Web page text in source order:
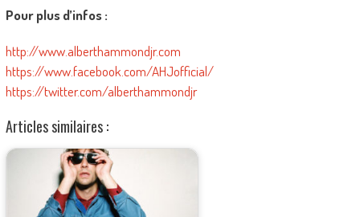
Pour plus d’infos :
http://www.alberthammondjr.com
https://www.facebook.com/AHJofficial/
https://twitter.com/alberthammondjr
Articles similaires :